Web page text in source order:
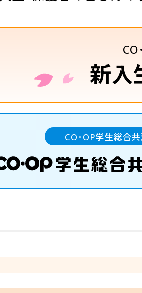
新入
CO･OP学生総合